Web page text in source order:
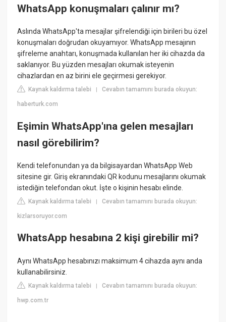
WhatsApp konuşmaları çalınır mı?
Aslında WhatsApp'ta mesajlar şifrelendiği için birileri bu özel
konuşmaları doğrudan okuyamıyor. WhatsApp mesajının
şifreleme anahtarı, konuşmada kullanılan her iki cihazda da
saklanıyor. Bu yüzden mesajları okumak isteyenin
cihazlardan en az birini ele geçirmesi gerekiyor.
Kaynak kaldırma talebi |Cevabın tamamını burada okuyun:
haberturk.com
Eşimin WhatsApp'ına gelen mesajları
nasıl görebilirim?
Kendi telefonundan ya da bilgisayardan WhatsApp Web
sitesine gir. Giriş ekranındaki QR kodunu mesajlarını okumak
istediğin telefondan okut. İşte o kişinin hesabı elinde.
Kaynak kaldırma talebi |Cevabın tamamını burada okuyun:
kizlarsoruyor.com
WhatsApp hesabına 2 kişi girebilir mi?
Aynı WhatsApp hesabınızı maksimum 4 cihazda aynı anda
kullanabilirsiniz.
Kaynak kaldırma talebi |Cevabın tamamını burada okuyun:
hwp.com.tr